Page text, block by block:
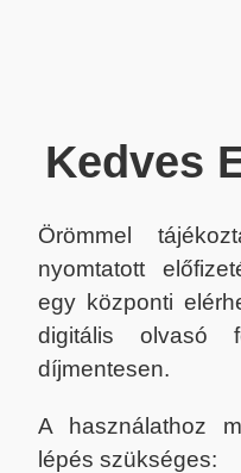
Kedves
Örömmel
nyomtatott
egy központi
digitális olvasó
díjmentesen.
A használathoz
lépés szükséges: